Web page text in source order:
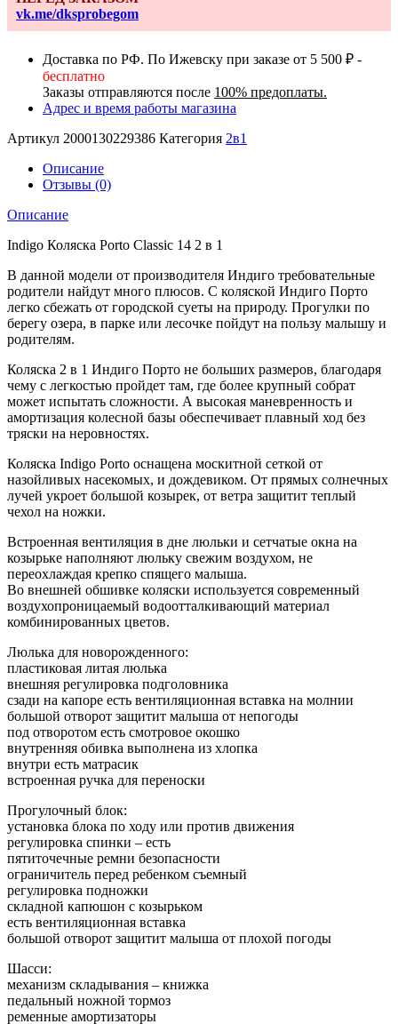
Classic
14
(бежевая
кожа+бежевый
лен)
vk.me/dksprobegom
Доставка по РФ. По Ижевску при заказе от 5 500 ₽ -
бесплатно
Заказы отправляются после 100% предоплаты.
Адрес и время работы магазина
Артикул 2000130229386 Категория 2в1
Описание
Отзывы (0)
Описание
Indigo Коляска Porto Classic 14 2 в 1
В данной модели от производителя Индиго требовательные
родители найдут много плюсов. С коляской Индиго Порто
легко сбежать от городской суеты на природу. Прогулки по
берегу озера, в парке или лесочке пойдут на пользу малышу и
родителям.
Коляска 2 в 1 Индиго Порто не больших размеров, благодаря
чему с легкостью пройдет там, где более крупный собрат
может испытать сложности. А высокая маневренность и
амортизация колесной базы обеспечивает плавный ход без
тряски на неровностях.
Коляска Indigo Porto оснащена москитной сеткой от
назойливых насекомых, и дождевиком. От прямых солнечных
лучей укроет большой козырек, от ветра защитит теплый
чехол на ножки.
Встроенная вентиляция в дне люльки и сетчатые окна на
козырьке наполняют люльку свежим воздухом, не
переохлаждая крепко спящего малыша.
Во внешней обшивке коляски используется современный
воздухопроницаемый водоотталкивающий материал
комбинированных цветов.
Люлька для новорожденного:
пластиковая литая люлька
внешняя регулировка подголовника
сзади на капоре есть вентиляционная вставка на молнии
большой отворот защитит малыша от непогоды
под отворотом есть смотровое окошко
внутренняя обивка выполнена из хлопка
внутри есть матрасик
встроенная ручка для переноски
Прогулочный блок:
установка блока по ходу или против движения
регулировка спинки – есть
пятиточечные ремни безопасности
ограничитель перед ребенком съемный
регулировка подножки
складной капюшон с козырьком
есть вентиляционная вставка
большой отворот защитит малыша от плохой погоды
Шасси:
механизм складывания – книжка
педальный ножной тормоз
ременные амортизаторы